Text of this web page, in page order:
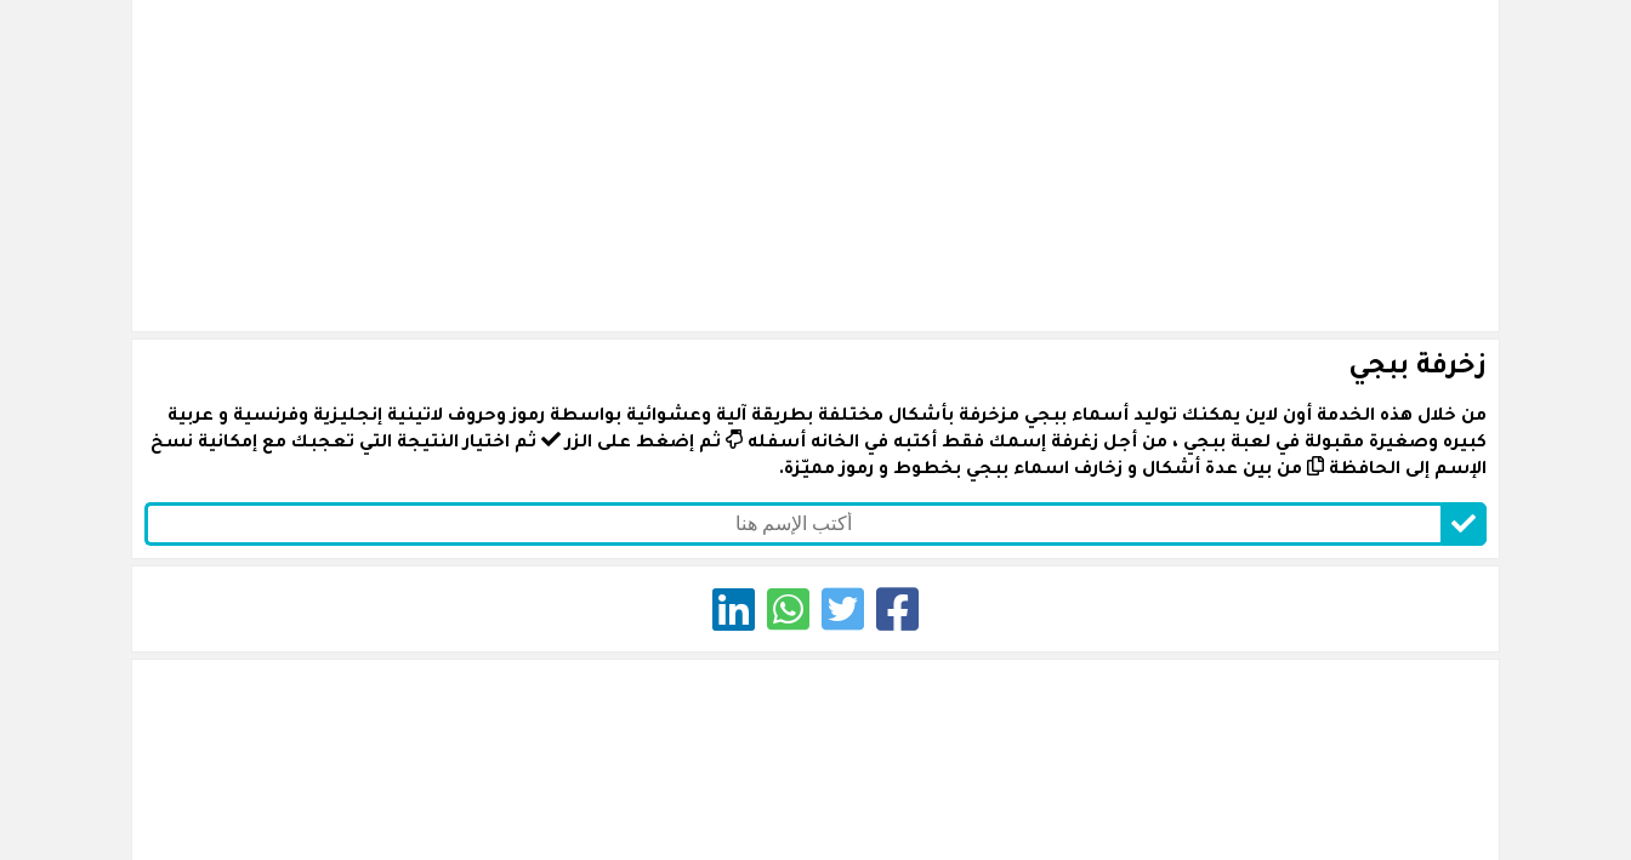
زخرفة ببجي
من خلال هذه الخدمة أون لاين يمكنك توليد أسماء ببجي مزخرفة بأشكال مختلفة بطريقة آلية وعشوائية بواسطة رموز وحروف لاتينية إنجليزية وفرنسية و عربية
كبيره وصغيرة مقبولة في لعبة ببجي ، من أجل زغرفة إسمك فقط أكتبه في الخانه أسفله
ثم إضغط على الزر
ثم اختيار النتيجة التي تعجبك مع إمكانية نسخ
الإسم إلى الحافظة
من بين عدة أشكال و زخارف اسماء ببجي بخطوط و رموز مميّزة.